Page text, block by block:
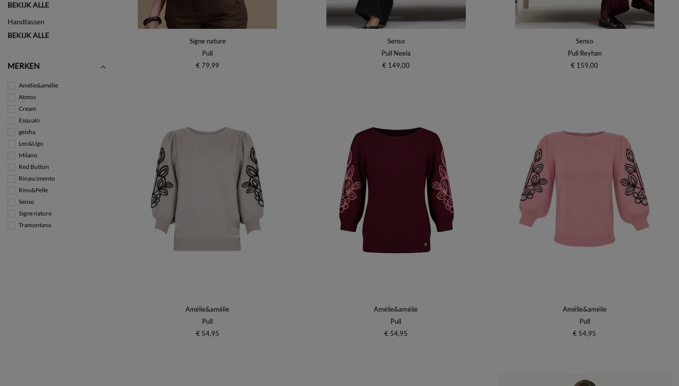
BEKIJK ALLE
Handtassen
BEKIJK ALLE
MERKEN
Amélie&amélie
Atmos
Cream
Esqualo
geisha
Leo&Ugo
Milano
Red Button
Rinascimento
Rino&Pelle
Senso
Signe nature
Tramontana
Signe nature
Pull
€ 79,99
Senso
Pull Neela
€ 149,00
Senso
Pull Reyhan
€ 159,00
Amélie&amélie
Pull
€ 54,95
Amélie&amélie
Pull
€ 54,95
Amélie&amélie
Pull
€ 54,95